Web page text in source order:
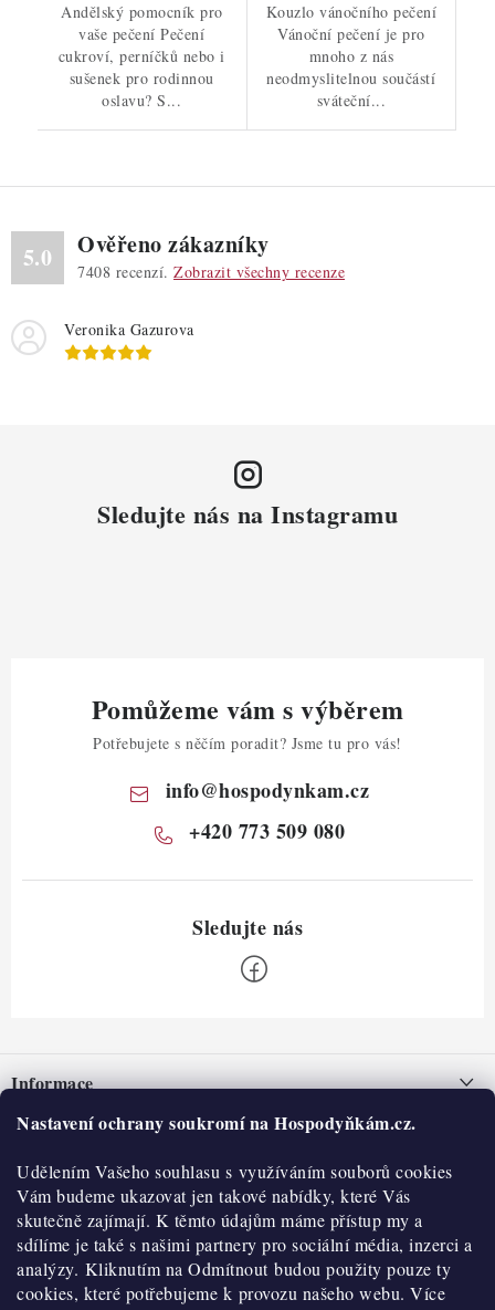
Nastavení ochrany soukromí na Hospodyňkám.cz.
Udělením Vašeho souhlasu s využíváním souborů cookies
Vám budeme ukazovat jen takové nabídky, které Vás
skutečně zajímají. K těmto údajům máme přístup my a
sdílíme je také s našimi partnery pro sociální média, inzerci a
analýzy. Kliknutím na Odmítnout budou použity pouze ty
cookies, které potřebujeme k provozu našeho webu. Více
Andělský pomocník pro
vaše pečení Pečení
cukroví, perníčků nebo i
sušenek pro rodinnou
oslavu? S...
Kouzlo vánočního pečení
Vánoční pečení je pro
mnoho z nás
neodmyslitelnou součástí
sváteční...
5.0 Ověřeno zákazníky
7408 recenzí. Zobrazit všechny recenze
Veronika Gazurova
Sledujte nás na Instagramu
Pomůžeme vám s výběrem
Potřebujete s něčím poradit? Jsme tu pro vás!
info@hospodynkam.cz
+420 773 509 080
pInformace
Nepřevzetí zásilky na dobírku
Obchodní podmínky
Hodnocení obchodu
Blog
Moje objednávka
O nás
Historie
Kontakty
O nákupu
Reklamace a vratky
Výdejní místa